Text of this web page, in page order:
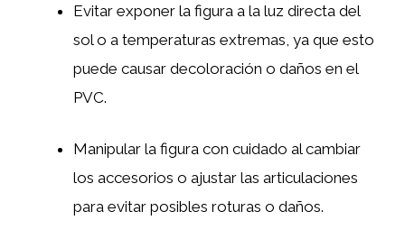
Evitar exponer la figura a la luz directa del
sol o a temperaturas extremas, ya que esto
puede causar decoloración o daños en el
PVC.
Manipular la figura con cuidado al cambiar
los accesorios o ajustar las articulaciones
para evitar posibles roturas o daños.